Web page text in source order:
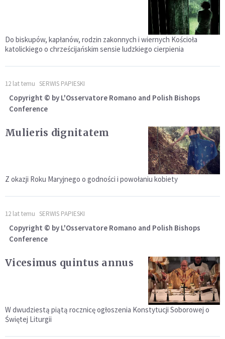
Do biskupów, kapłanów, rodzin zakonnych i wiernych Kościoła
katolickiego o chrześcijańskim sensie ludzkiego cierpienia
12 lat temu SERWIS PAPIESKI
Copyright © by L'Osservatore Romano and Polish Bishops
Conference
Mulieris dignitatem
Z okazji Roku Maryjnego o godności i powołaniu kobiety
12 lat temu SERWIS PAPIESKI
Copyright © by L'Osservatore Romano and Polish Bishops
Conference
Vicesimus quintus annus
W dwudziestą piątą rocznicę ogłoszenia Konstytucji Soborowej o
Świętej Liturgii